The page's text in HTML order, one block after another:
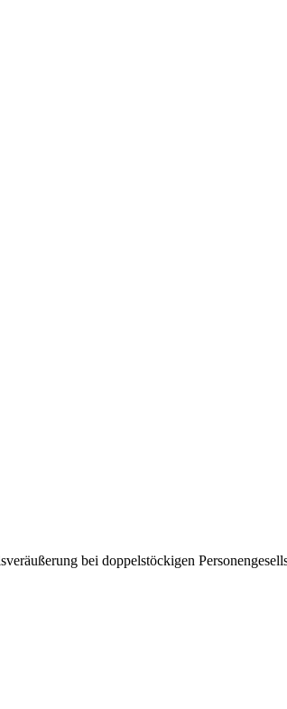
bei doppelstöckigen